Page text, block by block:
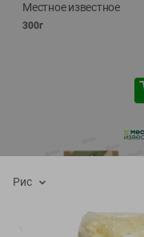
Местное известное
300г
Рис